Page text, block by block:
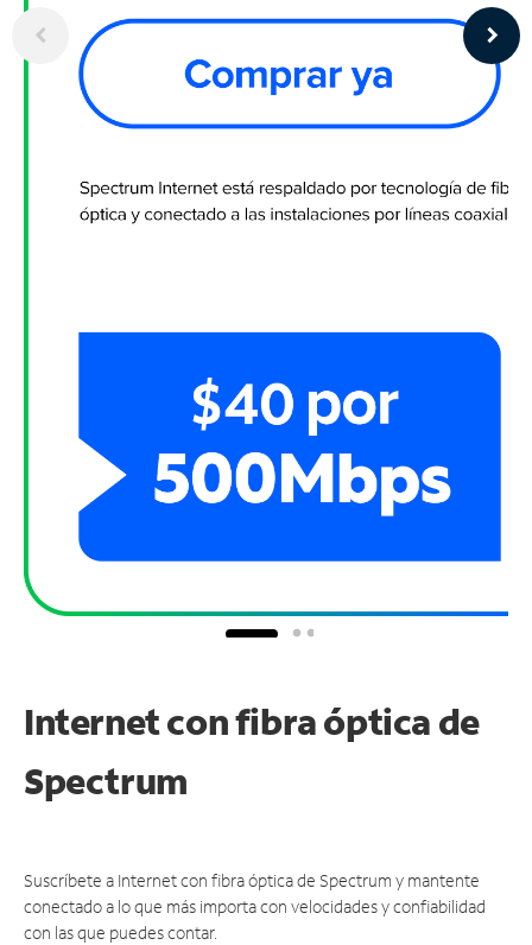
Internet con fibra óptica de
Spectrum
Suscríbete a Internet con fibra óptica de Spectrum y mantente
conectado a lo que más importa con velocidades y confiabilidad
con las que puedes contar.